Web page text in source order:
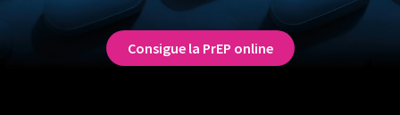
Consigue la PrEP online